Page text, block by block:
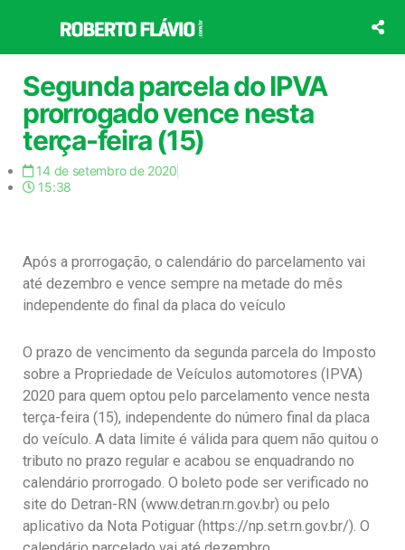
o
conteúdo
Segunda parcela do IPVA
prorrogado vence nesta
terça-feira (15)
14 de setembro de 2020
15:38
Após a prorrogação, o calendário do parcelamento vai
até dezembro e vence sempre na metade do mês
independente do final da placa do veículo
O prazo de vencimento da segunda parcela do Imposto
sobre a Propriedade de Veículos automotores (IPVA)
2020 para quem optou pelo parcelamento vence nesta
terça-feira (15), independente do número final da placa
do veículo. A data limite é válida para quem não quitou o
tributo no prazo regular e acabou se enquadrando no
calendário prorrogado. O boleto pode ser verificado no
site do Detran-RN (www.detran.rn.gov.br) ou pelo
aplicativo da Nota Potiguar (https://np.set.rn.gov.br/). O